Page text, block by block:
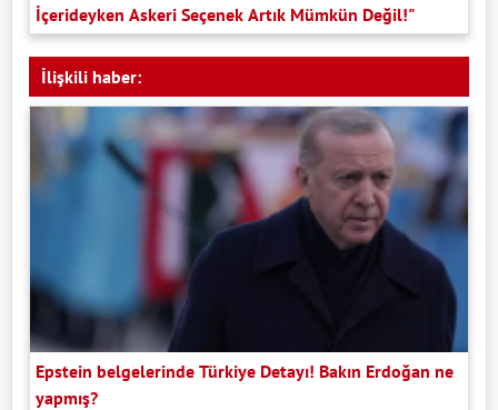
İçerideyken Askeri Seçenek Artık Mümkün Değil!"
İlişkili haber:
Epstein belgelerinde Türkiye Detayı! Bakın Erdoğan ne
yapmış?